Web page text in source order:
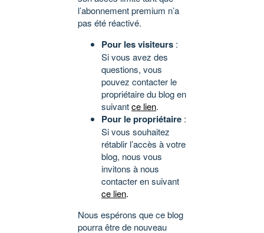
l’abonnement premium n’a
pas été réactivé.
Pour les visiteurs :
Si vous avez des
questions, vous
pouvez contacter le
propriétaire du blog en
suivantce lien.
Pour le propriétaire :
Si vous souhaitez
rétablir l’accès à votre
blog, nous vous
invitons à nous
contacter en suivant
ce lien.
Nous espérons que ce blog
pourra être de nouveau